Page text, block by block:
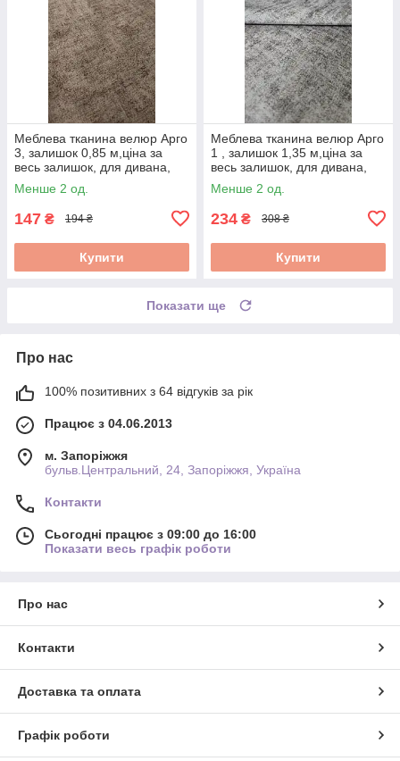
Меблева тканина велюр Арго
3, залишок 0,85 м,ціна за
весь залишок, для дивана,
тканина для оббивки меблів,
розпродаж
Менше 2 од.
147 ₴ 194 ₴
Купити
Меблева тканина велюр Арго
1 , залишок 1,35 м,ціна за
весь залишок, для дивана,
тканина для оббивки меблів,
розпродаж
Менше 2 од.
234 ₴ 308 ₴
Купити
Показати ще
Про нас
100% позитивних з 64 відгуків за рік
Працює з 04.06.2013
м. Запоріжжя
бульв.Центральний, 24, Запоріжжя, Україна
Контакти
Сьогодні працює з 09:00 до 16:00
Показати весь графік роботи
Про нас
Контакти
Доставка та оплата
Графік роботи